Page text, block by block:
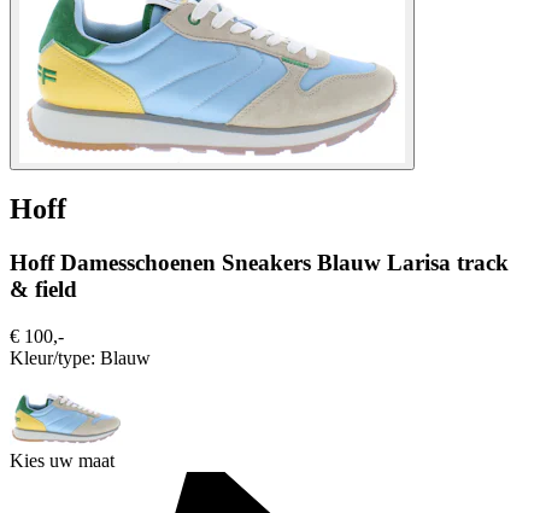
Hoff
Hoff Damesschoenen Sneakers Blauw Larisa track
& field
€ 100,-
Kleur/type: Blauw
Kies uw maat